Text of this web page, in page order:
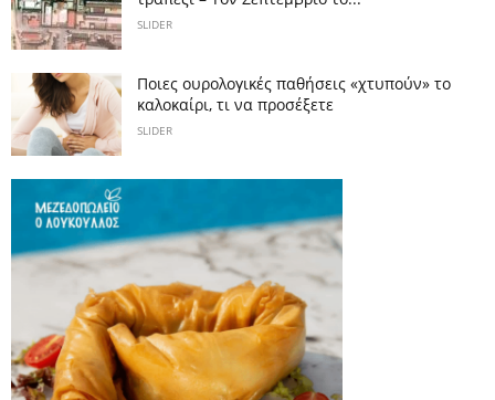
SLIDER
Ποιες ουρολογικές παθήσεις «χτυπούν» το
καλοκαίρι, τι να προσέξετε
SLIDER